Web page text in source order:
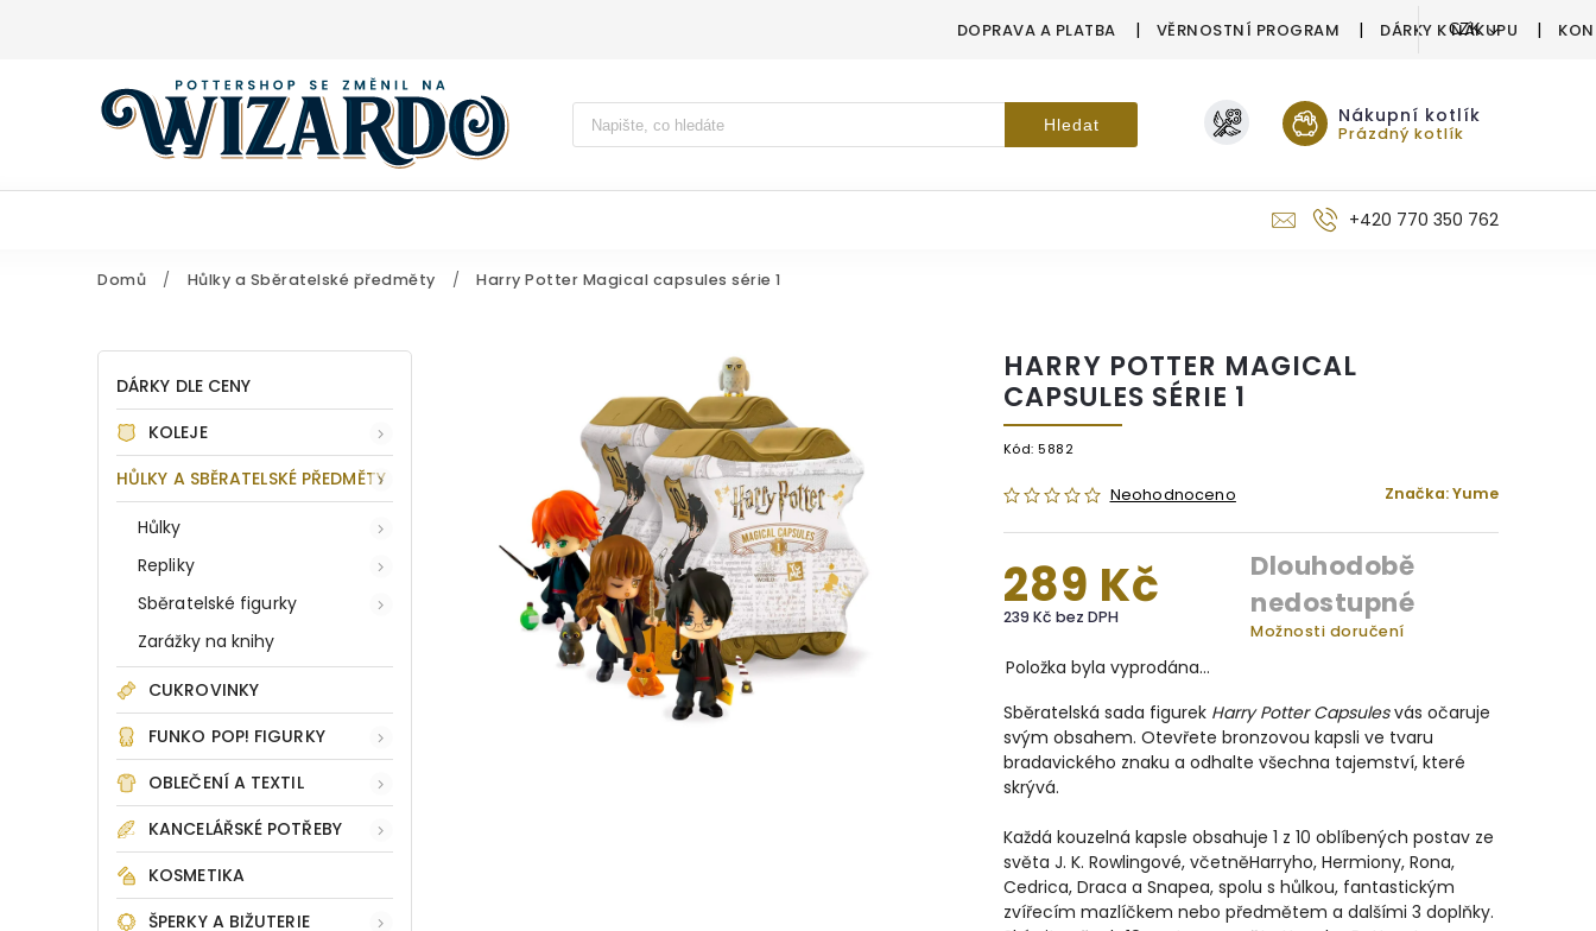
DOPRAVA A PLATBA VĚRNOSTNÍ PROGRAM DÁRKY K NÁKUPU
CZK
Vyhledávání Hledat Nákupní kotlík
Prázdný kotlík
+420 770 350 762
Domů / Hůlky a Sběratelské předměty / Harry Potter Magical capsules série 1
DÁRKY DLE CENY
KOLEJE
HŮLKY A SBĚRATELSKÉ PŘEDMĚTY
Hůlky
Repliky
Sběratelské figurky
Zarážky na knihy
CUKROVINKY
FUNKO POP! FIGURKY
OBLEČENÍ A TEXTIL
KANCELÁŘSKÉ POTŘEBY
KOSMETIKA
ŠPERKY A BIŽUTERIE
HARRY POTTER MAGICAL
CAPSULES SÉRIE 1
Kód: 5882
Neohodnoceno Značka:Yume
289 Kč
239 Kč bez DPH
Dlouhodobě
nedostupné
Možnosti doručení
Položka byla vyprodána…
Sběratelská sada figurek Harry Potter Capsulesvás očaruje
svým obsahem. Otevřete bronzovou kapsli ve tvaru
bradavického znaku a odhalte všechna tajemství, které
skrývá.
Každá kouzelná kapsle obsahuje 1 z 10 oblíbených postav ze
světa J. K. Rowlingové, včetněHarryho, Hermiony, Rona,
Cedrica, Draca a Snapea, spolu s hůlkou, fantastickým
zvířecím mazlíčkem nebo předmětem a dalšími 3 doplňky.